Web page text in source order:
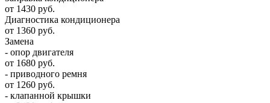
от 1430 руб.
Диагностика кондиционера
от 1360 руб.
Замена
- опор двигателя
от 1680 руб.
- приводного ремня
от 1260 руб.
- клапанной крышки